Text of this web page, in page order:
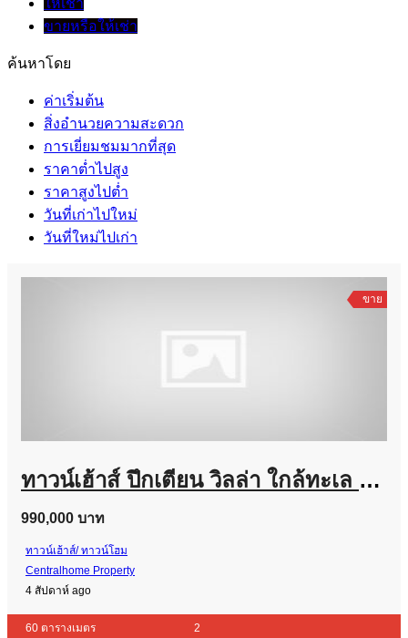
ให้เช่า
ขายหรือให้เช่า
ค้นหาโดย
ค่าเริ่มต้น
สิ่งอำนวยความสะดวก
การเยี่ยมชมมากที่สุด
ราคาต่ำไปสูง
ราคาสูงไปต่ำ
วันที่เก่าไปใหม่
วันที่ใหม่ไปเก่า
ขาย
ทาวน์เฮ้าส์ ปึกเตียน วิลล่า ใกล้ทะเล ปึกเตียน เพชรบุรี
990,000 บาท
ทาวน์เฮ้าส์/ ทาวน์โฮม
Centralhome Property
4 สัปดาห์ ago
60 ตารางเมตร 2